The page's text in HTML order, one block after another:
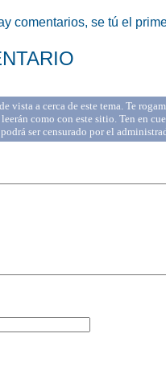
comentarios, se tú el
vista a cerca de este tema. Te
como con este sitio. Ten en
ser censurado por el